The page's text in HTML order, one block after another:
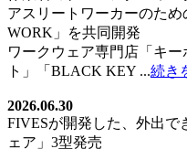
アスリートワーカーのた
WORK」を共同開発
ワークウェア専門店「キ
ト」「BLACK KEY ...続き
2026.06.30
FIVESが開発した、外出で
ェア」3型発売